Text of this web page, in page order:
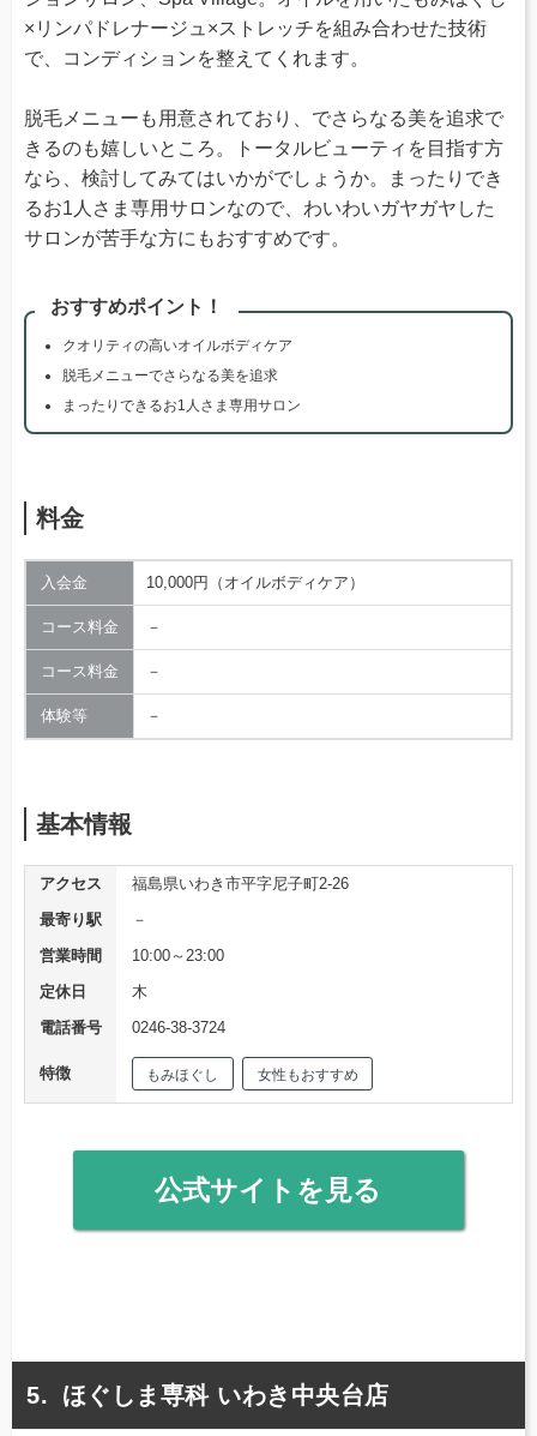
×リンパドレナージュ×ストレッチを組み合わせた技術
で、コンディションを整えてくれます。
脱毛メニューも用意されており、でさらなる美を追求で
きるのも嬉しいところ。トータルビューティを目指す方
なら、検討してみてはいかがでしょうか。まったりでき
るお1人さま専用サロンなので、わいわいガヤガヤした
サロンが苦手な方にもおすすめです。
おすすめポイント！
クオリティの高いオイルボディケア
脱毛メニューでさらなる美を追求
まったりできるお1人さま専用サロン
料金
入会金 10,000円（オイルボディケア）
コース料金 －
コース料金 －
体験等 －
基本情報
アクセス
福島県いわき市平字尼子町2-26
最寄り駅
－
営業時間
10:00～23:00
定休日
木
電話番号
0246-38-3724
特徴 もみほぐし 女性もおすすめ
公式サイトを見る
ほぐしま専科 いわき中央台店